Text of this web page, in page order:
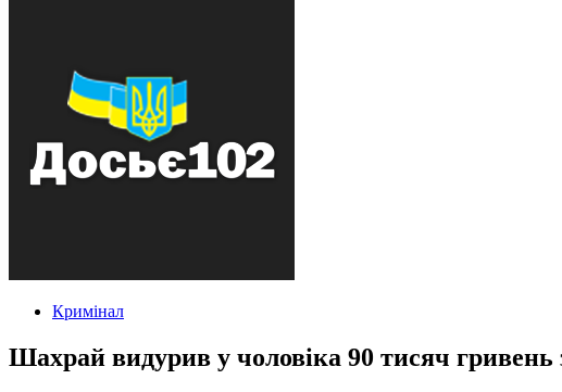
Кримінал
Шахрай видурив у чоловіка 90 тисяч